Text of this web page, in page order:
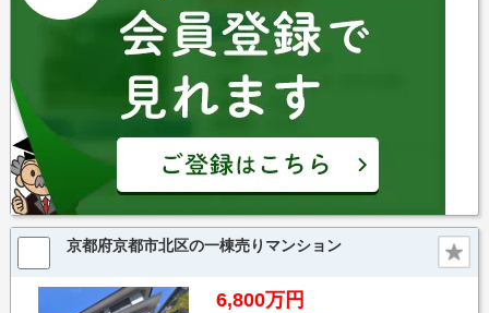
京都府京都市北区の一棟売りマンション
6,800万円